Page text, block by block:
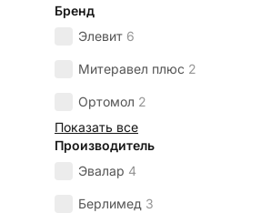
Бренд
Элевит 6
Митеравел плюс 2
Ортомол 2
Показать все
Производитель
Эвалар 4
Берлимед 3